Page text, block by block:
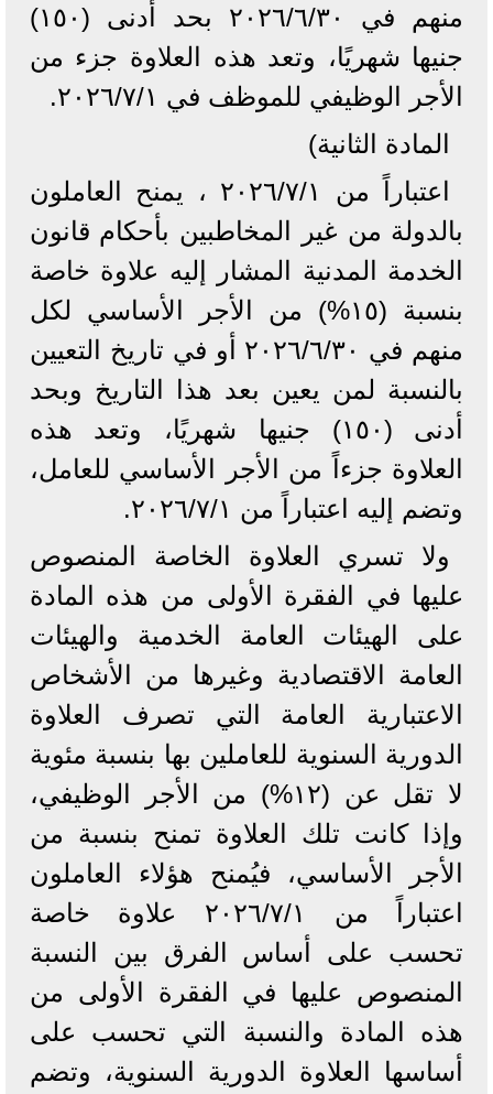
منهم في ٢٠٢٦/٦/٣٠ بحد أدنى (١٥٠)
جنيها شهريًا، وتعد هذه العلاوة جزء من
الأجر الوظيفي للموظف في ٢٠٢٦/٧/١.
المادة الثانية)
اعتباراً من ۲۰۲٦/٧/١ ، يمنح العاملون
بالدولة من غير المخاطبين بأحكام قانون
الخدمة المدنية المشار إليه علاوة خاصة
بنسبة (١٥%) من الأجر الأساسي لكل
منهم في ۲۰۲٦/٦/٣٠ أو في تاريخ التعيين
بالنسبة لمن يعين بعد هذا التاريخ وبحد
أدنى (١٥٠) جنيها شهريًا، وتعد هذه
العلاوة جزءاً من الأجر الأساسي للعامل،
وتضم إليه اعتباراً من ٢٠٢٦/٧/١.
ولا تسري العلاوة الخاصة المنصوص
عليها في الفقرة الأولى من هذه المادة
على الهيئات العامة الخدمية والهيئات
العامة الاقتصادية وغيرها من الأشخاص
الاعتبارية العامة التي تصرف العلاوة
الدورية السنوية للعاملين بها بنسبة مئوية
لا تقل عن (۱۲%) من الأجر الوظيفي،
وإذا كانت تلك العلاوة تمنح بنسبة من
الأجر الأساسي، فيُمنح هؤلاء العاملون
اعتباراً من ٢٠٢٦/٧/١ علاوة خاصة
تحسب على أساس الفرق بين النسبة
المنصوص عليها في الفقرة الأولى من
هذه المادة والنسبة التي تحسب على
أساسها العلاوة الدورية السنوية، وتضم